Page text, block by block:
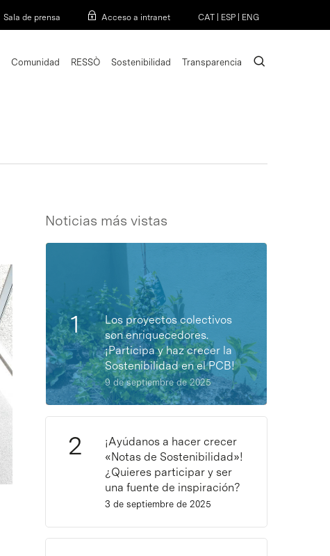
Sala de prensa Acceso a intranet CAT ESP ENG
Comunidad RESSÒ Sostenibilidad Transparencia search
Noticias más vistas
Los proyectos colectivos
son enriquecedores.
¡Participa y haz crecer la
Sostenibilidad en el PCB!
9 de septiembre de 2025
¡Ayúdanos a hacer crecer
«Notas de Sostenibilidad»!
¿Quieres participar y ser
una fuente de inspiración?
3 de septiembre de 2025